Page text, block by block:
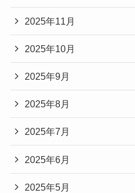
2025年11月
2025年10月
2025年9月
2025年8月
2025年7月
2025年6月
2025年5月